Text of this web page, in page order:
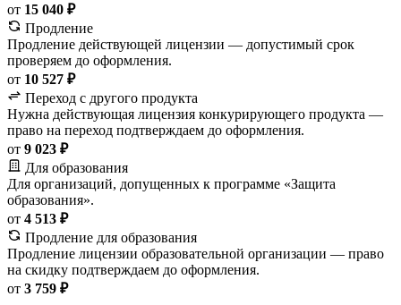
от 15 040 ₽
Продление
Продление действующей лицензии — допустимый срок
проверяем до оформления.
от 10 527 ₽
Переход с другого продукта
Нужна действующая лицензия конкурирующего продукта —
право на переход подтверждаем до оформления.
от 9 023 ₽
Для образования
Для организаций, допущенных к программе «Защита
образования».
от 4 513 ₽
Продление для образования
Продление лицензии образовательной организации — право
на скидку подтверждаем до оформления.
от 3 759 ₽